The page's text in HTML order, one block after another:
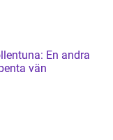
En andra
vän